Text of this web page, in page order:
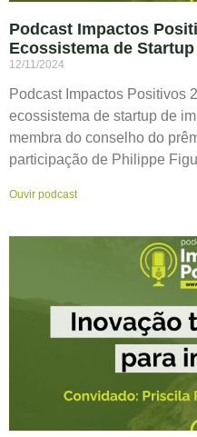
Podcast Impactos
Ecossistema de
12/11/2024
Podcast Impactos Positivos
ecossistema de startup de
membra do conselho do
participação de Philippe
Ouvir podcast